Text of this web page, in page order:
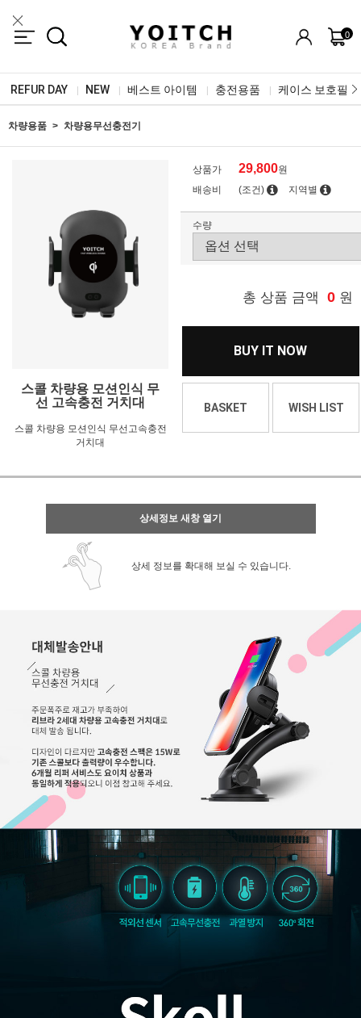
0
REFUR DAY NEW 베스트 아이템 충전용품 케이스 보호필름
차량용품 차량용무선충전기
스콜 차량용 모션인식 무
선 고속충전 거치대
스콜 차량용 모션인식 무선고속충전
거치대
상품가 29,800원
배송비
(조건) 지역별
수량
총 상품 금액 0 원
BUY IT NOW
BASKET WISH LIST
상세정보 새창 열기
상세 정보를 확대해 보실 수 있습니다.